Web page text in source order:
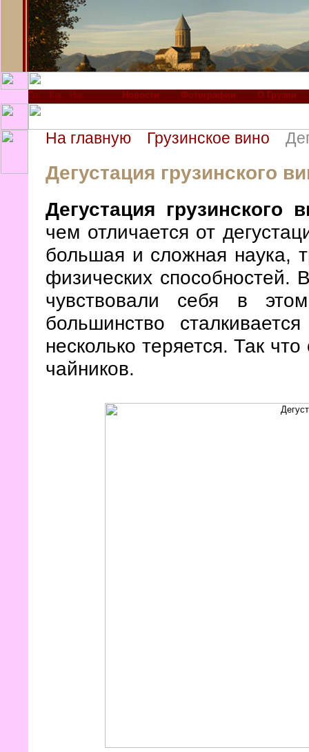
Новости Фотографии О Грузии
На главную Грузинское вино
Дегустация грузинского
Дегустация грузинского
чем отличается от
большая и сложная наука,
физических способностей.
чувствовали себя в
большинство
несколько теряется. Так
чайников.